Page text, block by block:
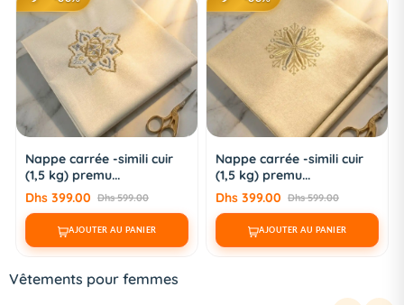
Nappe carrée -simili cuir
(1,5 kg) premu...
Dhs 399.00 Dhs 599.00
AJOUTER AU PANIER
Nappe carrée -simili cuir
(1,5 kg) premu...
Dhs 399.00 Dhs 599.00
AJOUTER AU PANIER
Vêtements pour femmes